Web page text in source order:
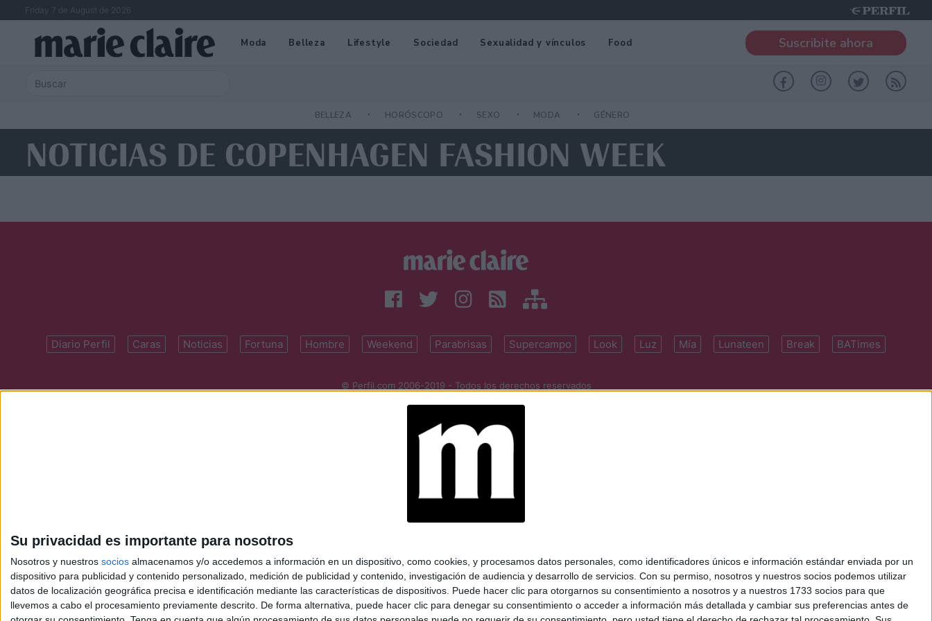
Su privacidad es importante para nosotros
Nosotros y nuestros socios almacenamos y/o accedemos a información en un dispositivo, como cookies, y procesamos datos personales, como identificadores únicos e información estándar enviada por un
dispositivo para publicidad y contenido personalizado, medición de publicidad y contenido, investigación de audiencia y desarrollo de servicios. Con su permiso, nosotros y nuestros socios podemos utilizar
datos de localización geográfica precisa e identificación mediante las características de dispositivos. Puede hacer clic para otorgarnos su consentimiento a nosotros y a nuestros 1733 socios para que
llevemos a cabo el procesamiento previamente descrito. De forma alternativa, puede hacer clic para denegar su consentimiento o acceder a información más detallada y cambiar sus preferencias antes de
Friday 7 de August de 2026
Moda Belleza Lifestyle Sociedad Sexualidad y vínculos Food Suscribite ahora
BELLEZA HORÓSCOPO SEXO MODA GÉNERO
NOTICIAS DE COPENHAGEN FASHION WEEK
Diario Perfil Caras Noticias Fortuna Hombre Weekend Parabrisas Supercampo Look Luz Mía Lunateen Break BATimes
© Perfil.com 2006-2019 - Todos los derechos reservados
perfilcom@perfil.com| Propietario: Diario Perfil S.A.